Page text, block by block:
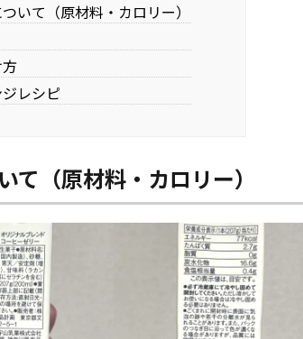
いて（原材料・カロリー）
レシピ
（原材料・カロリー）